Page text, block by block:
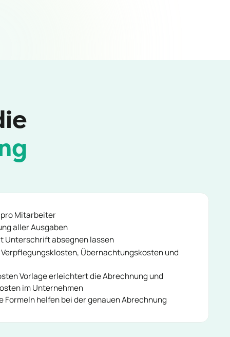
Mitarbeiter
aller Ausgaben
Unterschrift absegnen lassen
Übernachtungskosten und
Vorlage erleichtert die Abrechnung und
im Unternehmen
Formeln helfen bei der genauen Abrechnung